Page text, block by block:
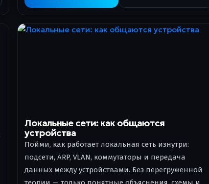
Локальные сети: как общаются
устройства
Пойми, как работает локальная сеть изнутри:
подсети, ARP, VLAN, коммутаторы и передача
данных между устройствами. Без перегруженной